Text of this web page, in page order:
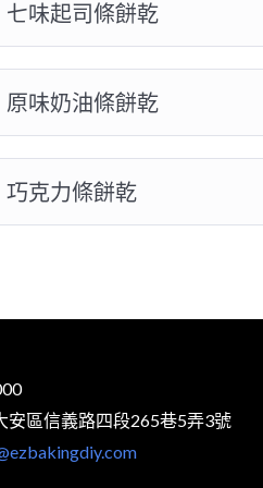
七味起司條餅乾
原味奶油條餅乾
巧克力條餅乾
安區信義路四段265巷5弄3號